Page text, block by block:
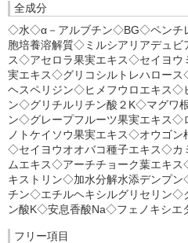
全成分
◇水◇α－アルブチン◇BG◇ペンチ
胞培養溶解質◇ミルシアリアデュ
ス◇アセロラ果実エキス◇セイヨウ
実エキス◇グリコシルトレハロー
ヘスペリジン◇ヒメフウロエキス◇
ン◇グリチルリチン酸２K◇マグワ
ン◇グレープフルーツ果実エキス◇
ノトケイソウ果実エキス◇オウゴ
◇セイヨウオオバコ種子エキス◇カ
ムエキス◇アーチチョーク葉エキ
キストリン◇加水分解水添デンプ
チン◇エチルヘキシルグリセリン
ン酸K◇安息香酸Na◇フェノキシエ
フリー項目